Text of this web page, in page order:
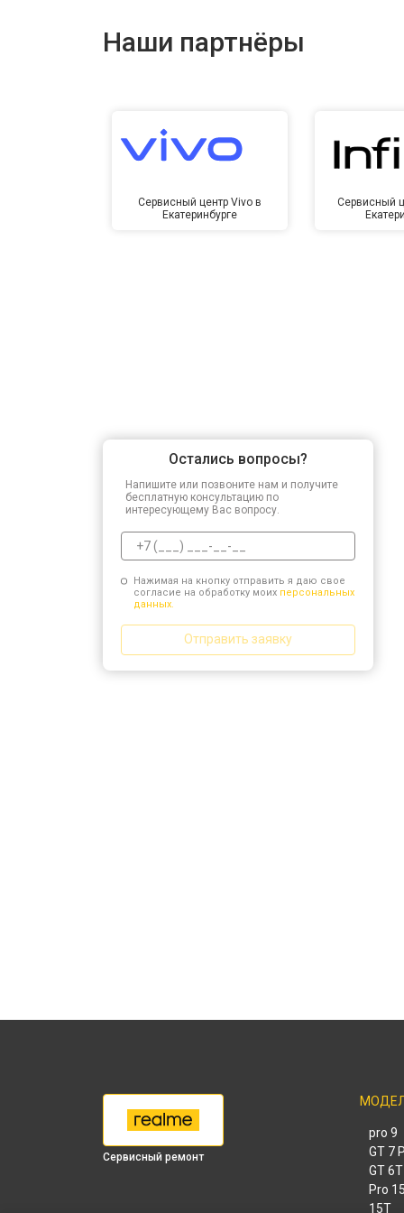
Наши партнёры
Сервисный центр Vivo в
Екатеринбурге
Сервисный
Остались вопросы?
Напишите или позвоните нам и получите
бесплатную консультацию по
интересующему Вас вопросу.
Нажимая на кнопку отправить я даю свое
согласие на обработку моих персональных
данных.
Отправить заявку
Сервисный ремонт
9 pro
GT 7
GT 6T
15 Pro
15T